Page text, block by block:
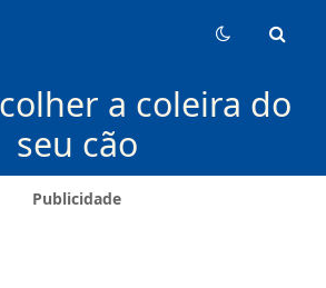
a coleira do
seu cão